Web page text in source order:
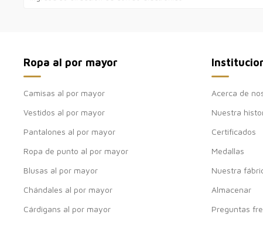
Ropa al por mayor
Camisas al por mayor
Vestidos al por mayor
Pantalones al por mayor
Ropa de punto al por mayor
Blusas al por mayor
Chándales al por mayor
Cárdigans al por mayor
Acerca de
Nuestra
Certificados
Medallas
Nuestra
Almacenar
Preguntas